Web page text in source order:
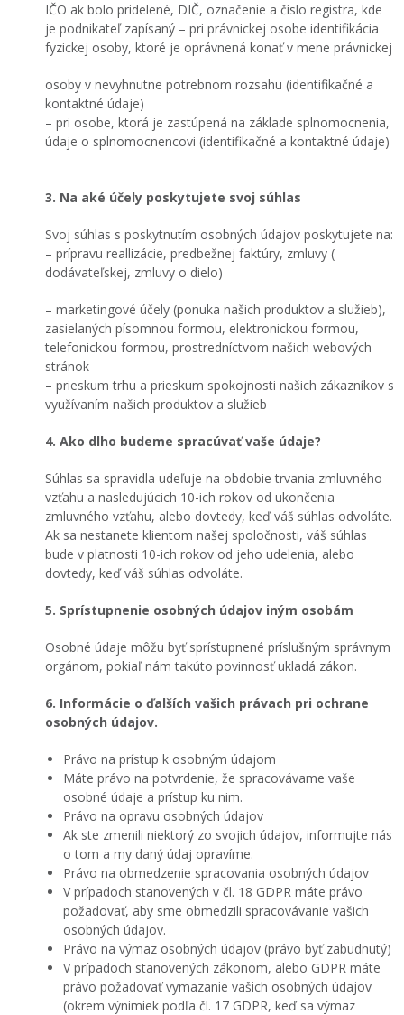
IČO ak bolo pridelené, DIČ, označenie a číslo registra, kde
je podnikateľ zapísaný – pri právnickej osobe identifikácia
fyzickej osoby, ktoré je oprávnená konať v mene právnickej
osoby v nevyhnutne potrebnom rozsahu (identifikačné a
kontaktné údaje)
– pri osobe, ktorá je zastúpená na základe splnomocnenia,
údaje o splnomocnencovi (identifikačné a kontaktné údaje)
3. Na aké účely poskytujete svoj súhlas
Svoj súhlas s poskytnutím osobných údajov poskytujete na:
– prípravu reallizácie, predbežnej faktúry, zmluvy (
dodávateľskej, zmluvy o dielo)
– marketingové účely (ponuka našich produktov a služieb),
zasielaných písomnou formou, elektronickou formou,
telefonickou formou, prostredníctvom našich webových
stránok
– prieskum trhu a prieskum spokojnosti našich zákazníkov s
využívaním našich produktov a služieb
4. Ako dlho budeme spracúvať vaše údaje?
Súhlas sa spravidla udeľuje na obdobie trvania zmluvného
vzťahu a nasledujúcich 10-ich rokov od ukončenia
zmluvného vzťahu, alebo dovtedy, keď váš súhlas odvoláte.
Ak sa nestanete klientom našej spoločnosti, váš súhlas
bude v platnosti 10-ich rokov od jeho udelenia, alebo
dovtedy, keď váš súhlas odvoláte.
5. Sprístupnenie osobných údajov iným osobám
Osobné údaje môžu byť sprístupnené príslušným správnym
orgánom, pokiaľ nám takúto povinnosť ukladá zákon.
6. Informácie o ďalších vašich právach pri ochrane
osobných údajov.
Právo na prístup k osobným údajom
Máte právo na potvrdenie, že spracovávame vaše
osobné údaje a prístup ku nim.
Právo na opravu osobných údajov
Ak ste zmenili niektorý zo svojich údajov, informujte nás
o tom a my daný údaj opravíme.
Právo na obmedzenie spracovania osobných údajov
V prípadoch stanovených v čl. 18 GDPR máte právo
požadovať, aby sme obmedzili spracovávanie vašich
osobných údajov.
Právo na výmaz osobných údajov (právo byť zabudnutý)
V prípadoch stanovených zákonom, alebo GDPR máte
právo požadovať vymazanie vašich osobných údajov
(okrem výnimiek podľa čl. 17 GDPR, keď sa výmaz